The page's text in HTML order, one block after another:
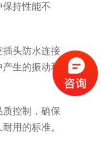
持性能不
头防水连接
生的振动和
质控制，确保
用的标准。